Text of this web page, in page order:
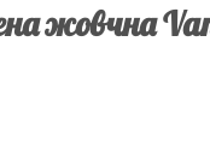
жовчна